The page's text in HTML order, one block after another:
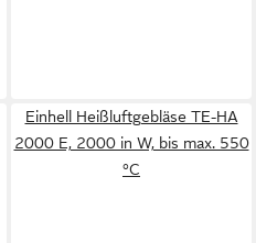
Einhell Heißluftgebläse TE-HA
2000 E, 2000 in W, bis max. 550
°C